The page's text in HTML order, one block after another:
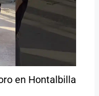
en Hontalbilla